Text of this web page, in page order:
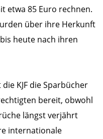
etwa 85 Euro rechnen.
über ihre Herkunft
heute nach ihren
KJF die Sparbücher
bereit, obwohl
längst verjährt
internationale